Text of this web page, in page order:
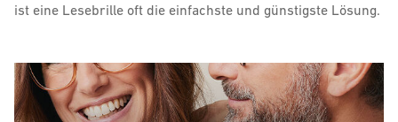
ist eine Lesebrille oft die einfachste und günstigste Lösung.